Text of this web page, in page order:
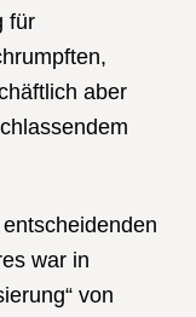
für
aber
war in
von